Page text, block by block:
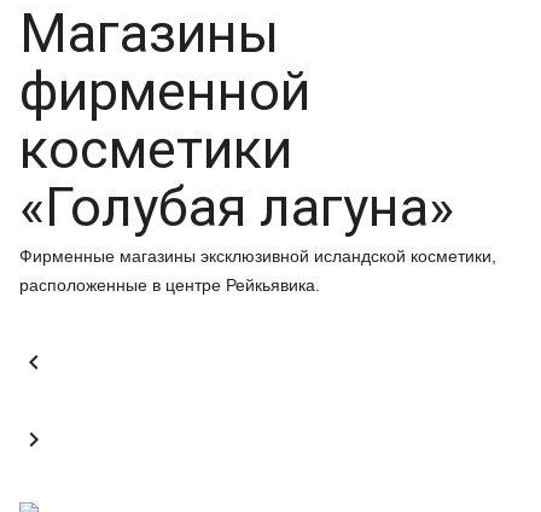
Магазины
фирменной
косметики
«Голубая лагуна»
Фирменные магазины эксклюзивной исландской косметики,
расположенные в центре Рейкьявика.

